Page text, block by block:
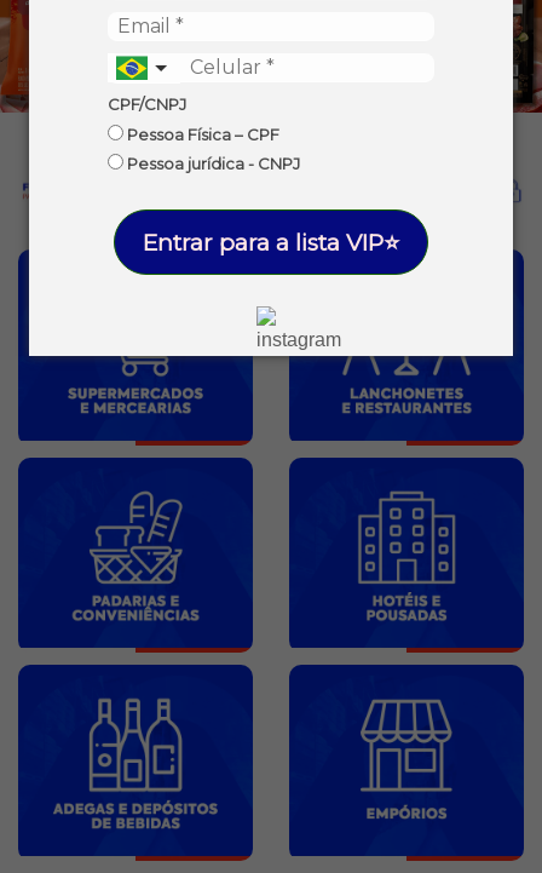
CPF/CNPJ
Pessoa Física – CPF
Pessoa jurídica - CNPJ
Entrar para a lista VIP⭐